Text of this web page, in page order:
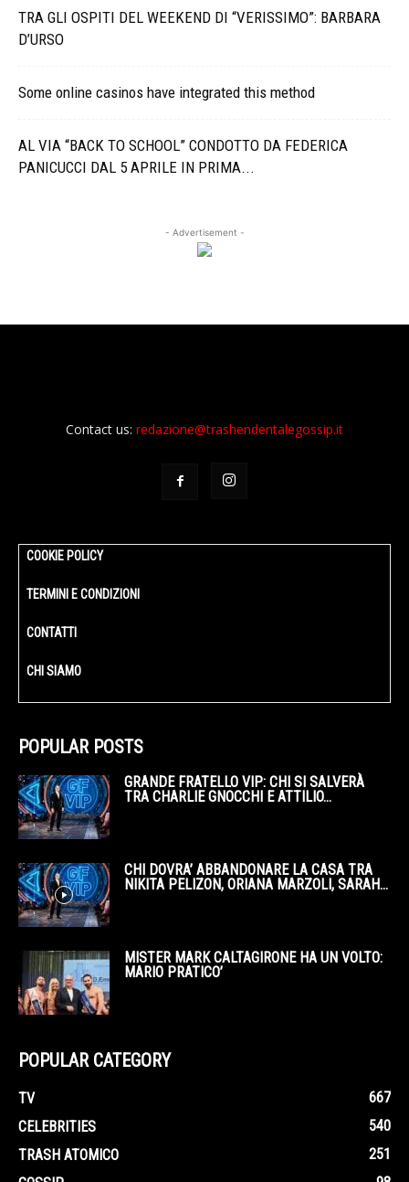
TRA GLI OSPITI DEL WEEKEND DI “VERISSIMO”: BARBARA
D’URSO
Some online casinos have integrated this method
AL VIA “BACK TO SCHOOL” CONDOTTO DA FEDERICA
PANICUCCI DAL 5 APRILE IN PRIMA...
- Advertisement -
Contact us: redazione@trashendentalegossip.it
COOKIE POLICY
TERMINI E CONDIZIONI
CONTATTI
CHI SIAMO
POPULAR POSTS
GRANDE FRATELLO VIP: CHI SI SALVERÀ
TRA CHARLIE GNOCCHI E ATTILIO...
CHI DOVRA’ ABBANDONARE LA CASA TRA
NIKITA PELIZON, ORIANA MARZOLI, SARAH...
MISTER MARK CALTAGIRONE HA UN VOLTO:
MARIO PRATICO’
POPULAR CATEGORY
TV
667
CELEBRITIES
540
TRASH ATOMICO
251